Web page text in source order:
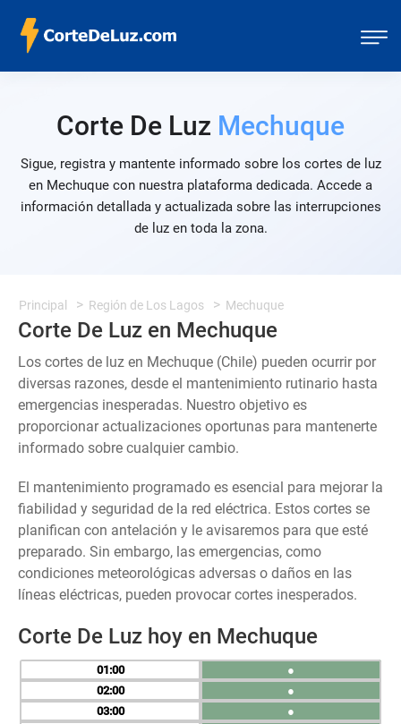
Corte De Luz Mechuque
Sigue, registra y mantente informado sobre los cortes de luz
en Mechuque con nuestra plataforma dedicada. Accede a
información detallada y actualizada sobre las interrupciones
de luz en toda la zona.
Principal Región de Los Lagos Mechuque
Corte De Luz en Mechuque
Los cortes de luz en Mechuque (Chile) pueden ocurrir por
diversas razones, desde el mantenimiento rutinario hasta
emergencias inesperadas. Nuestro objetivo es
proporcionar actualizaciones oportunas para mantenerte
informado sobre cualquier cambio.
El mantenimiento programado es esencial para mejorar la
fiabilidad y seguridad de la red eléctrica. Estos cortes se
planifican con antelación y le avisaremos para que esté
preparado. Sin embargo, las emergencias, como
condiciones meteorológicas adversas o daños en las
líneas eléctricas, pueden provocar cortes inesperados.
Corte De Luz hoy en Mechuque
01
02
03
●
●
●